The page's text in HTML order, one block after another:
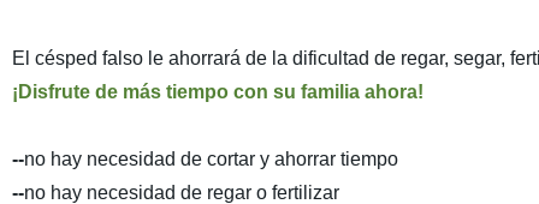
El césped falso le ahorrará de la dificultad de regar, segar,
¡Disfrute de más tiempo con su familia ahora!
--no hay necesidad de cortar y ahorrar tiempo
--no hay necesidad de regar o fertilizar